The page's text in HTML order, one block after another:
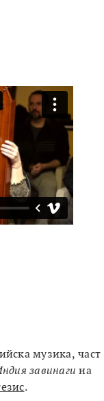
музика, част
завинаги на
.